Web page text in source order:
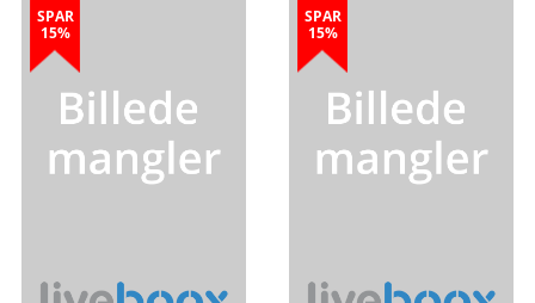
SPAR
15%
SPAR
15%